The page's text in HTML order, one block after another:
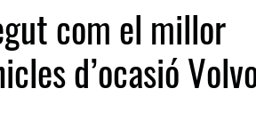
com el millor
d’ocasió